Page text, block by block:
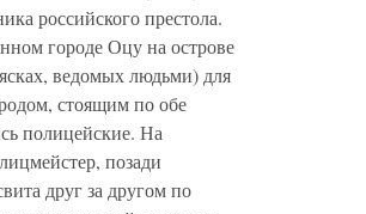
российского престола.
городе Оцу на острове
ведомых людьми) для
стоящим по обе
полицейские. На
позади
друг за другом по